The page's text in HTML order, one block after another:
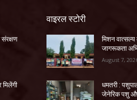
मिलेंगी
वाइरल स्टोरी
मिशन
जागरूकता
August 7,
धमतरी :
जेनेरिक पशु